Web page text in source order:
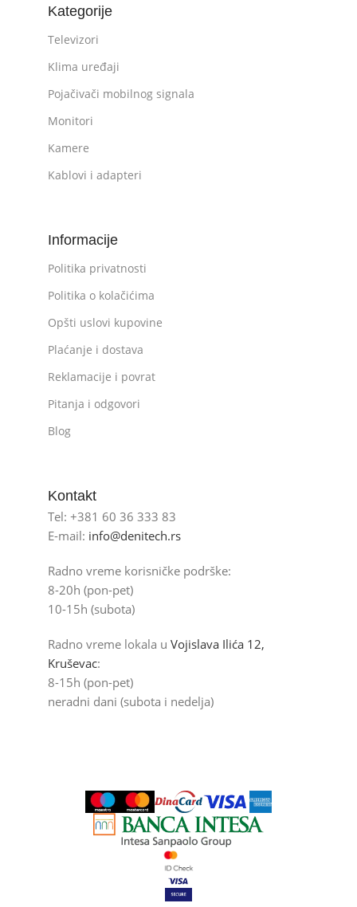
Kategorije
Televizori
Klima uređaji
Pojačivači mobilnog signala
Monitori
Kamere
Kablovi i adapteri
Informacije
Politika privatnosti
Politika o kolačićima
Opšti uslovi kupovine
Plaćanje i dostava
Reklamacije i povrat
Pitanja i odgovori
Blog
Kontakt
Tel: +381 60 36 333 83
E-mail: info@denitech.rs
Radno vreme korisničke podrške:
8-20h (pon-pet)
10-15h (subota)
Radno vreme lokala u Vojislava Ilića 12,
Kruševac:
8-15h (pon-pet)
neradni dani (subota i nedelja)